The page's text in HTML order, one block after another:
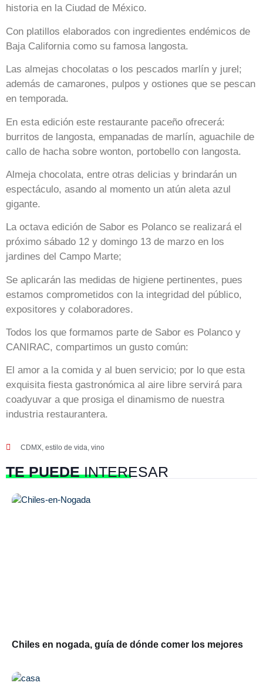
historia en la Ciudad de México.
Con platillos elaborados con ingredientes endémicos de
Baja California como su famosa langosta.
Las almejas chocolatas o los pescados marlín y jurel;
además de camarones, pulpos y ostiones que se pescan
en temporada.
En esta edición este restaurante paceño ofrecerá:
burritos de langosta, empanadas de marlín, aguachile de
callo de hacha sobre wonton, portobello con langosta.
Almeja chocolata, entre otras delicias y brindarán un
espectáculo, asando al momento un atún aleta azul
gigante.
La octava edición de Sabor es Polanco se realizará el
próximo sábado 12 y domingo 13 de marzo en los
jardines del Campo Marte;
Se aplicarán las medidas de higiene pertinentes, pues
estamos comprometidos con la integridad del público,
expositores y colaboradores.
Todos los que formamos parte de Sabor es Polanco y
CANIRAC, compartimos un gusto común:
El amor a la comida y al buen servicio; por lo que esta
exquisita fiesta gastronómica al aire libre servirá para
coadyuvar a que prosiga el dinamismo de nuestra
industria restaurantera.
CDMX, estilo de vida, vino
TE PUEDEINTERESAR
Chiles en nogada, guía de dónde comer los mejores